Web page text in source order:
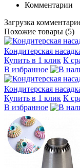
Комментарии
Загрузка
Похожие товары (5)
Кондитерская
Купить в 1 клик К
В избранное
Кондитерская
Купить в 1 клик К
В избранное